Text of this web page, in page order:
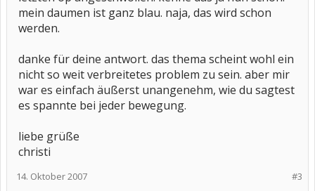
mein daumen ist ganz blau. naja, das wird schon
werden.
danke für deine antwort. das thema scheint wohl ein
nicht so weit verbreitetes problem zu sein. aber mir
war es einfach äußerst unangenehm, wie du sagtest
es spannte bei jeder bewegung.
liebe grüße
christi
#3
14. Oktober 2007